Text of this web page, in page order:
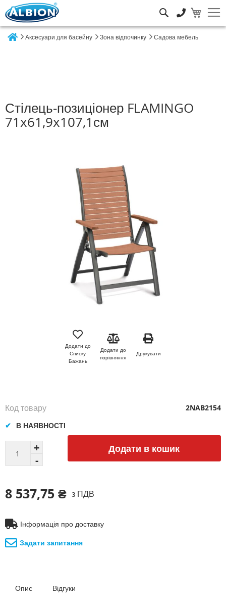
Аксесуари для басейну Зона відпочинку Садова мебель
Стілець-позиціонер FLAMINGO
71x61,9x107,1см
Додати до
Списку
Бажань
Додати до
порівняння
Друкувати
Додати в кошик
8 537,75 ₴ з ПДВ
В НАЯВНОСТІ
Код товару 2NAB2154
Інформація про доставку
Задати запитання
Опис Відгуки